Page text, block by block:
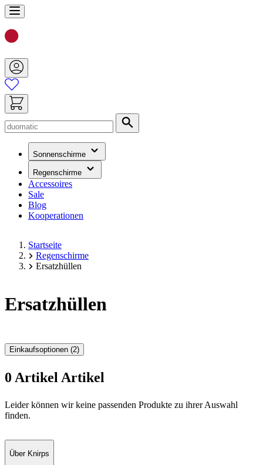
Zum
Inhalt
springen
Sonnenschirme
(hat
Untermenü)
Regenschirme
(hat
Accessoires
Sale
Blog
Kooperationen
Startseite
Regenschirme
Ersatzhüllen
Ersatzhüllen
Einkaufsoptionen (2)
0 Artikel Artikel
Zur
Produktliste
Leider können wir keine passenden Produkte zu ihrer Auswahl
finden.
Über Knirps